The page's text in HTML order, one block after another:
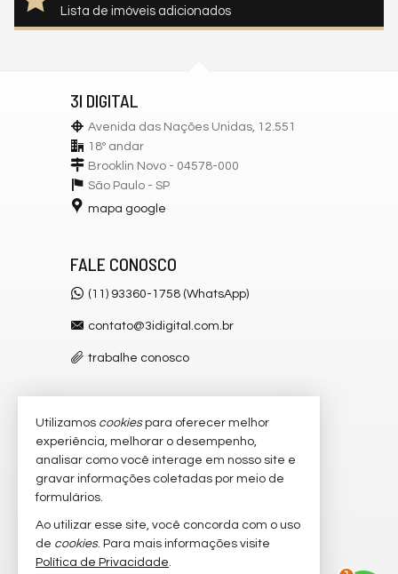
Lista de imóveis adicionados
3I DIGITAL
Avenida das Nações Unidas, 12.551
18º andar
Brooklin Novo - 04578-000
São Paulo - SP
mapa google
FALE CONOSCO
(11) 93360-1758 (WhatsApp)
contato@3idigital.com.br
trabalhe conosco
VEJA MAIS
receba nosso newsletter
imóveis favoritos
mapa de imóveis
Utilizamos cookiespara oferecer melhor
experiência, melhorar o desempenho,
analisar como você interage em nosso site e
gravar informações coletadas por meio de
formulários.
Ao utilizar esse site, você concorda com o uso
de cookies. Para mais informações visite
Política de Privacidade.